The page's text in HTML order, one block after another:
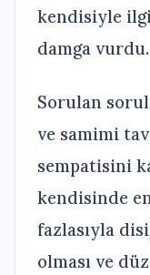
kendisiyle
damga vurdu.
Sorulan
ve samimi
sempatisini
kendisinde
fazlasıyla
olması ve